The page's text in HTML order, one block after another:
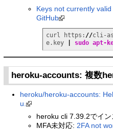
Keys not currently valid
GitHub
curl https: //cli-
e.key
sudo apt-
heroku-accounts: 複数
heroku/heroku-accounts:
u.
heroku cli 7.39.2でイン
MFA未対応: 2FA not